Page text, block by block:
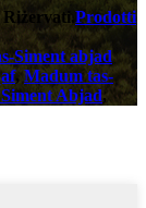
Prodotti
Siment abjad
,Madum tas-
Abjad,